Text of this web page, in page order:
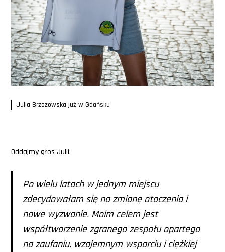
Julia Brzozowska już w Gdańsku
Oddajmy głos Julii:
Po wielu latach w jednym miejscu
zdecydowałam się na zmianę otoczenia i
nowe wyzwanie. Moim celem jest
współtworzenie zgranego zespołu opartego
na zaufaniu, wzajemnym wsparciu i ciężkiej